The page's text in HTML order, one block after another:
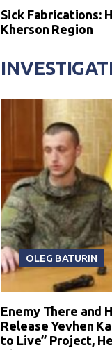
Sick Fabrications:
Kherson Region
OLEG BATURIN
Enemy There and
Release Yevhen
to Live” Project,